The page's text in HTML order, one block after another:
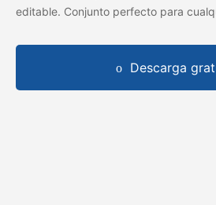
editable. Conjunto perfecto para
Descarga